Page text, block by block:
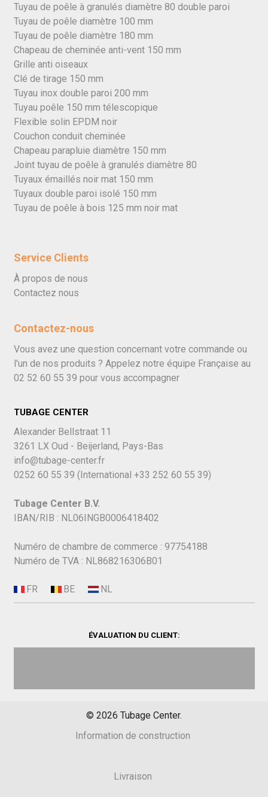
Tuyau de poêle à granulés diamètre 80 double paroi
Tuyau de poêle diamètre 100 mm
Tuyau de poêle diamètre 180 mm
Chapeau de cheminée anti-vent 150 mm
Grille anti oiseaux
Clé de tirage 150 mm
Tuyau inox double paroi 200 mm
Tuyau poêle 150 mm télescopique
Flexible solin EPDM noir
Couchon conduit cheminée
Chapeau parapluie diamètre 150 mm
Joint tuyau de poêle à granulés diamètre 80
Tuyaux émaillés noir mat 150 mm
Tuyaux double paroi isolé 150 mm
Tuyau de poêle à bois 125 mm noir mat
Service Clients
À propos de nous
Contactez nous
Contactez-nous
Vous avez une question concernant votre commande ou
l'un de nos produits ? Appelez notre équipe Française au
02 52 60 55 39 pour vous accompagner
TUBAGE CENTER
Alexander Bellstraat 11
3261 LX Oud - Beijerland, Pays-Bas
info@tubage-center.fr
0252 60 55 39 (International +33 252 60 55 39)
Tubage Center B.V.
IBAN/RIB : NL06INGB0006418402
Numéro de chambre de commerce : 97754188
Numéro de TVA : NL868216306B01
ÉVALUATION DU CLIENT:
© 2026 Tubage Center.
Information de construction
Livraison